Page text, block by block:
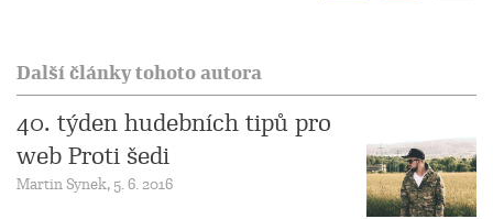
Další články tohoto autora
40. týden hudebních tipů pro
web Proti šedi
Martin Synek, 5. 6. 2016